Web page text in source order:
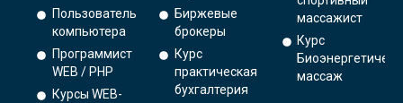
Пользователь
компьютера
Программист
WEB / PHP
Курсы WEB-
Биржевые
брокеры
Курс
практическая
бухгалтерия
массажист
Курс
массаж